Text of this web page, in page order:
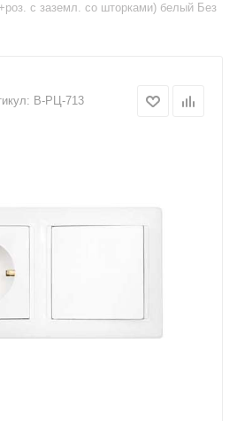
с заземл. со шторками) белый Без
В-РЦ-713